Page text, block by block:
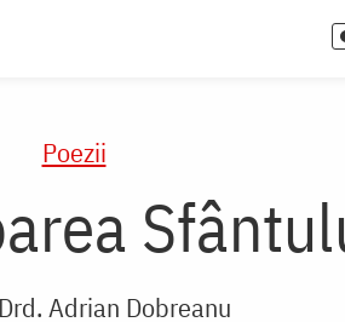
Poezii
Adrian Dobreanu